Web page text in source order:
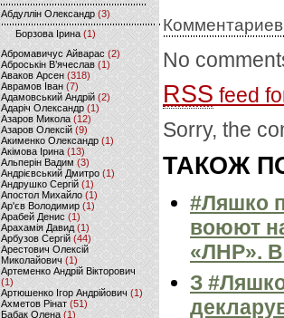
Абдуллін Олександр (3)
Борзова Ірина(1)
Абромавичус Айварас (2)
Аброськін В’ячеслав(1)
Аваков Арсен (318)
Аврамов Іван (7)
Адамовський Андрій(2)
Адаріч Олександр (1)
Азаров Микола (12)
Азаров Олексій (9)
Акименко Олександр(1)
Акімова Ірина(13)
Альперін Вадим (3)
Андрієвський Дмитро(1)
Андрушко Сергій(1)
Апостол Михайло(1)
Ар'єв Володимир (1)
Арабей Денис(1)
Арахамія Давид (1)
Арбузов Сергій (44)
Арестович Олексій
Миколайович(1)
Артеменко Андрій Вікторович
(1)
Артюшенко Ігор Андрійович(1)
Ахметов Рінат(51)
Бабак Олена(1)
No
RSS feed
Sorry, the
ТАКОЖ
#Ляшко
воюют
«ЛНР».
З